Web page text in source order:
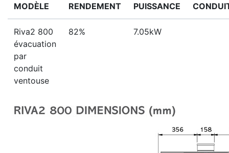
MODÈLE RENDEMENT PUISSANCE
Riva2 800
évacuation
par
conduit
ventouse
82% 7.05kW